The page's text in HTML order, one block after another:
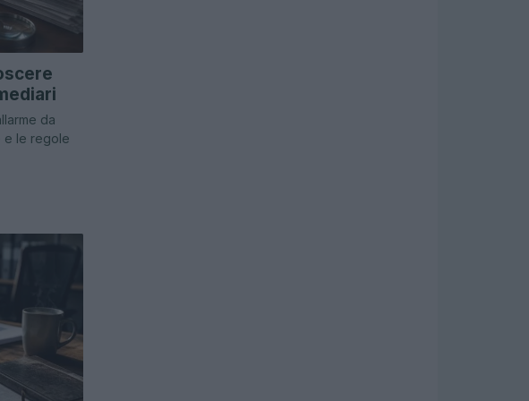
da
e le regole